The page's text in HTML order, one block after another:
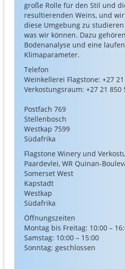
große Rolle für den Stil und
resultierenden Weins, und
diese Umgebung zu
was wir können. Dazu
Bodenanalyse und eine
Klimaparameter.
Telefon
Weinkellerei Flagstone: +27
Verkostungsraum: +27 21 850
Postfach 769
Stellenbosch
Westkap 7599
Südafrika
Flagstone Winery und
Paardevlei, WR Quinan-
Somerset West
Kapstadt
Westkap
Südafrika
Öffnungszeiten
Montag bis Freitag: 10:00 –
Samstag: 10:00 – 15:00
Sonntag: geschlossen